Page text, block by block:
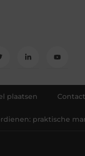
plaatsen Contact
praktische